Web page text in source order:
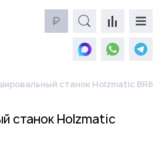
₽
станок Holzmatic
станок Holzmatic